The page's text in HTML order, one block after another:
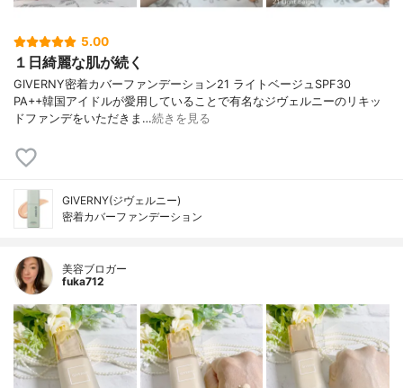
5.00
１日綺麗な肌が続く
GIVERNY密着カバーファンデーション21 ライトベージュSPF30
PA++韓国アイドルが愛用していることで有名なジヴェルニーのリキッ
ドファンデをいただきま…続きを見る
GIVERNY(ジヴェルニー)
密着カバーファンデーション
美容ブロガー
fuka712